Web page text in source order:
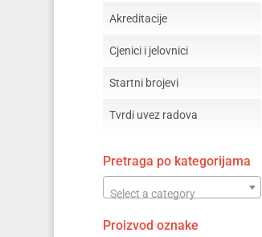
Akreditacije
Cjenici i jelovnici
Startni brojevi
Tvrdi uvez radova
Pretraga po kategorijama
Select a category
Proizvod oznake